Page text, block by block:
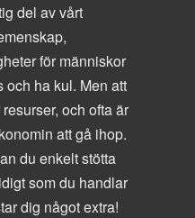
del av vårt
för människor
och ha kul. Men att
och ofta är
att gå ihop.
du enkelt stötta
som du handlar
dig något extra!